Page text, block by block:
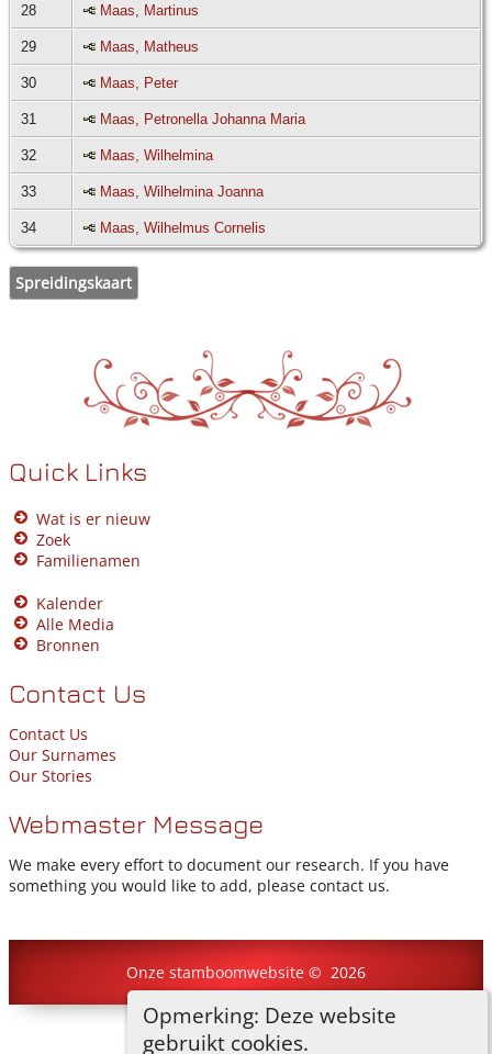
Opmerking: Deze website
gebruikt cookies.
28 Maas, Martinus
29 Maas, Matheus
30 Maas, Peter
31 Maas, Petronella Johanna Maria
32 Maas, Wilhelmina
33 Maas, Wilhelmina Joanna
34 Maas, Wilhelmus Cornelis
Spreidingskaart
Quick Links
Wat is er nieuw
Zoek
Familienamen
Kalender
Alle Media
Bronnen
Contact Us
Contact Us
Our Surnames
Our Stories
Webmaster Message
We make every effort to document our research. If you have
something you would like to add, please contact us.
Onze stamboomwebsite © 2026
Ga naar standaard site